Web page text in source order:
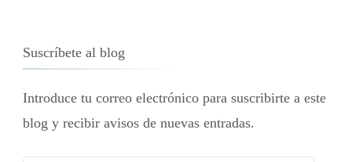
Suscríbete al blog
Introduce tu correo electrónico para suscribirte a este
blog y recibir avisos de nuevas entradas.